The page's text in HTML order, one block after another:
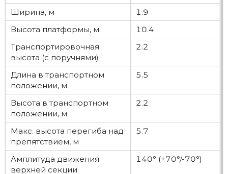
Ширина, м
1.9
Высота платформы, м
10.4
Транспортировочная
высота (с поручнями)
2.2
Длина в транспортном
положении, м
5.5
Высота в транспортном
положении, м
2.2
Макс. высота перегиба над
препятствием, м
5.7
Амплитуда движения
верхней секции
140° (+70°/-70°)